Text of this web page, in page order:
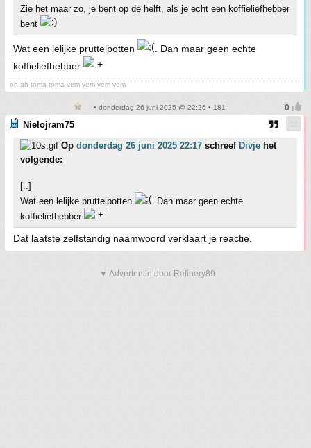
Zie het maar zo, je bent op de helft, als je echt een koffieliefhebber
bent
Wat een lelijke pruttelpotten
. Dan maar geen echte
koffieliefhebber
oh ah toma toma vem vem vem vem
• donderdag 26 juni 2025 @ 22:26 • 181
Nielojram75
Op donderdag 26 juni 2025 22:17 schreef Divje het
volgende:
[..]
Wat een lelijke pruttelpotten
. Dan maar geen echte
koffieliefhebber
Dat laatste zelfstandig naamwoord verklaart je reactie.
▼ Advertentie door Refinery89